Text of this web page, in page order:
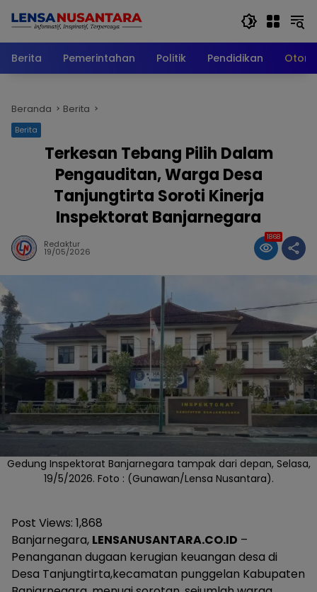
Berita
Pemerintahan Politik Pendidikan
Beranda Berita
Berita
Terkesan Tebang Pilih Dalam
Pengauditan, Warga Desa
Tanjungtirta Soroti Kinerja
Inspektorat Banjarnegara
Redaktur
19/05/2026
1868
Gedung Inspektorat Banjarnegara tampak dari depan, Selasa,
19/5/2026. Foto : (Gunawan/Lensa Nusantara).
Post Views: 1,868
Banjarnegara, LENSANUSANTARA.CO.ID –
Penanganan dugaan kerugian keuangan desa di
Desa Tanjungtirta,kecamatan punggelan Kabupaten